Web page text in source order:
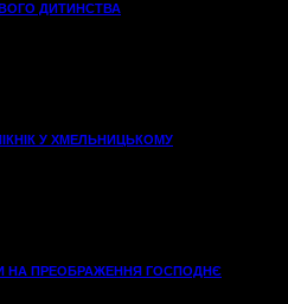
ДИТИНСТВА
У ХМЕЛЬНИЦЬКОМУ
НА ПРЕОБРАЖЕННЯ ГОСПОДНЄ